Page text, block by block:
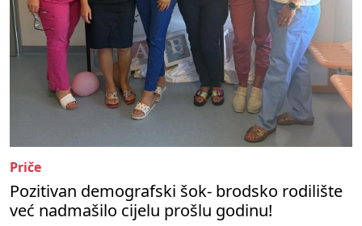
Priče
Pozitivan demografski šok- brodsko rodilište
već nadmašilo cijelu prošlu godinu!